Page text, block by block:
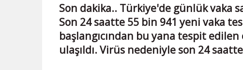
Son dakika.. Türkiye'de günlük vaka
Son 24 saatte 55 bin 941 yeni vaka
başlangıcından bu yana tespit edilen
ulaşıldı. Virüs nedeniyle son 24